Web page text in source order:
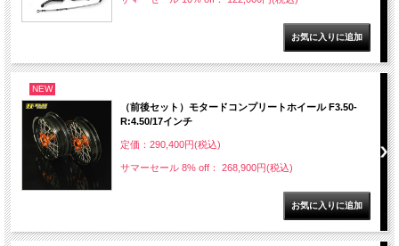
NEW
（前後セット）モタードコンプリートホイール F3.50-
R:4.50/17インチ
定価：290,400円(税込)
サマーセール 8% off： 268,900円(税込)